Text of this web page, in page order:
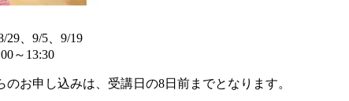
29、9/5、9/19
～13:30
のお申し込みは、受講日の8日前までとなります。